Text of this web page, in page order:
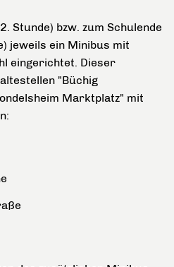
Stunde) bzw. zum Schulende
jeweils ein Minibus mit
eingerichtet. Dieser
"Büchig
Marktplatz" mit